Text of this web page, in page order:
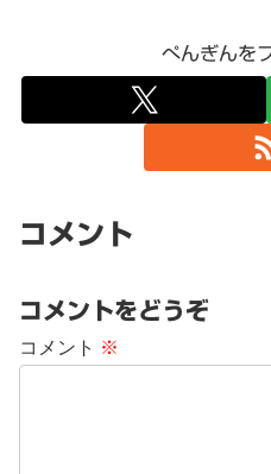
ぺんぎんを
コメント
コメントをどうぞ
コメント ※